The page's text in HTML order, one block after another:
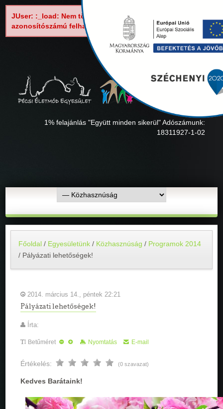
JUser: :_load: Nem tölthető be a következő
azonosítószámú felhasználó: 62
1% felajánlás "Együtt minden sikerül" Adószámunk:
18311927-1-02
Főoldal / Egyesületünk / Közhasznúság / Programok 2014
/ Pályázati lehetőségek!
2014. március 14., péntek 22:21
Pályázati lehetőségek!
Írta:
Betűméret Nyomtatás E-mail
Értékelés: (0 szavazat)
Kedves Barátaink!